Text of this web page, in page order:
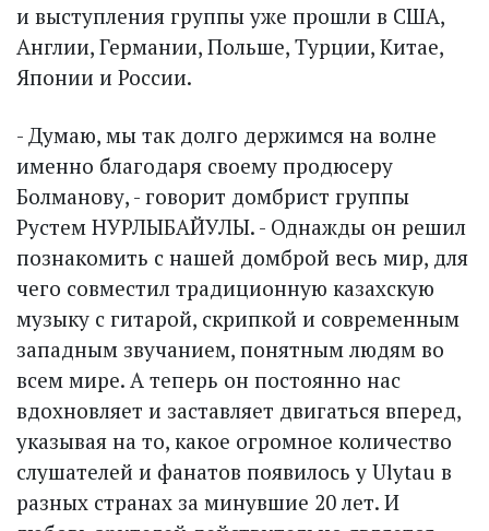
и выступления группы уже прошли в США,
Англии, Германии, Польше, Турции, Китае,
Японии и России.
- Думаю, мы так долго держимся на волне
именно благодаря своему продюсеру
Болманову, - говорит домбрист группы
Рустем НУРЛЫБАЙУЛЫ. - Однажды он решил
познакомить с нашей домброй весь мир, для
чего совместил традиционную казахскую
музыку с гитарой, скрипкой и современным
западным звучанием, понятным людям во
всем мире. А теперь он постоянно нас
вдохновляет и заставляет двигаться вперед,
указывая на то, какое огромное количество
слушателей и фанатов появилось у Ulytau в
разных странах за минувшие 20 лет. И